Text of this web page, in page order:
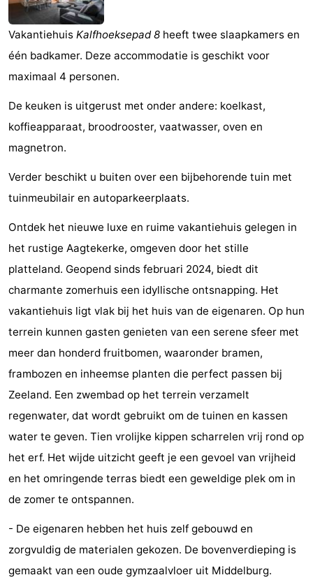
breakfasts)
Hotels
Vakantiehuizen
Domburg
Hof
Domburg
-
Westhove
Last
Zien
&
doen
Bezienswaardigheden
-
Musea
-
Monumenten
-
Molens
-
Vuurtorens
-
Uitkijkpunten
Attracties
-
Speeltuinen
-
Binnenspeeltuinen
-
Vakantiehuis Kalfhoeksepad 8 heeft twee slaapkamers en
één badkamer. Deze accommodatie is geschikt voor
maximaal 4 personen.
De keuken is uitgerust met onder andere: koelkast,
koffieapparaat, broodrooster, vaatwasser, oven en
magnetron.
Verder beschikt u buiten over een bijbehorende tuin met
tuinmeubilair en autoparkeerplaats.
Ontdek het nieuwe luxe en ruime vakantiehuis gelegen in
het rustige Aagtekerke, omgeven door het stille
platteland. Geopend sinds februari 2024, biedt dit
charmante zomerhuis een idyllische ontsnapping. Het
vakantiehuis ligt vlak bij het huis van de eigenaren. Op hun
terrein kunnen gasten genieten van een serene sfeer met
meer dan honderd fruitbomen, waaronder bramen,
frambozen en inheemse planten die perfect passen bij
Zeeland. Een zwembad op het terrein verzamelt
regenwater, dat wordt gebruikt om de tuinen en kassen
water te geven. Tien vrolijke kippen scharrelen vrij rond op
het erf. Het wijde uitzicht geeft je een gevoel van vrijheid
en het omringende terras biedt een geweldige plek om in
de zomer te ontspannen.
- De eigenaren hebben het huis zelf gebouwd en
zorgvuldig de materialen gekozen. De bovenverdieping is
gemaakt van een oude gymzaalvloer uit Middelburg.